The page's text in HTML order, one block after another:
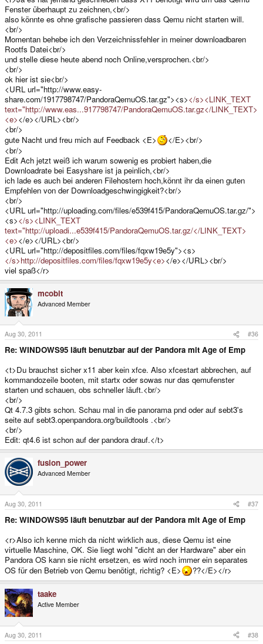
Fenster überhaupt zu zeichnen,<br/>
also könnte es ohne grafische passieren dass Qemu nicht starten will.
<br/>
Momentan behebe ich den Verzeichnissfehler in meiner downloadbaren
Rootfs Datei<br/>
und stelle diese heute abend noch Online,versprochen.<br/>
<br/>
ok hier ist sie<br/>
<URL url="http://www.easy-
share.com/1917798747/PandoraQemuOS.tar.gz"><s></s><LINK_TEXT
text="http://www.eas...917798747/PandoraQemuOS.tar.gz</LINK_TEXT>
<e></e></URL><br/>
<br/>
gute Nacht und freu mich auf Feedback <E>
</E><br/>
<br/>
Edit Ach jetzt weiß ich warum sowenig es probiert haben,die
Downloadrate bei Easyshare ist ja peinlich,<br/>
ich lade es auch bei anderen Filehostern hoch,könnt ihr da einen guten
Empfehlen von der Downloadgeschwingigkeit?<br/>
<br/>
<URL url="http://uploading.com/files/e539f415/PandoraQemuOS.tar.gz/">
<s></s><LINK_TEXT
text="http://uploadi...e539f415/PandoraQemuOS.tar.gz/</LINK_TEXT>
<e></e></URL><br/>
<URL url="http://depositfiles.com/files/fqxw19e5y"><s>
</s>http://depositfiles.com/files/fqxw19e5y<e></e></URL><br/>
viel spaß</r>
mcobit
Advanced Member
Aug 30, 2011 #36
Re: WINDOWS95 läuft benutzbar auf der Pandora mit Age of Emp
<t>Du brauchst sicher x11 aber kein xfce. Also xfcestart abbrechen, auf
kommandozeile booten, mit startx oder sowas nur das qemufenster
starten und schauen, obs schneller läuft.<br/>
<br/>
Qt 4.7.3 gibts schon. Schau mal in die panorama pnd oder auf sebt3's
seite auf sebt3.openpandora.org/buildtools .<br/>
<br/>
Edit: qt4.6 ist schon auf der pandora drauf.</t>
fusion_power
Advanced Member
Aug 30, 2011 #37
Re: WINDOWS95 läuft benutzbar auf der Pandora mit Age of Emp
<r>Also ich kenne mich da nicht wirklich aus, diese Qemu ist eine
virtuelle Maschine, OK. Sie liegt wohl "dicht an der Hardware" aber ein
Pandora OS kann sie nicht ersetzen, es wird noch immer ein separates
OS für den Betrieb von Qemu benötigt, richtig? <E>
??</E></r>
taake
Active Member
Aug 30, 2011 #38